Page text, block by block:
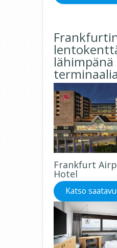
lähimpänä
terminaalia
Frankfurt
Hotel
Katso